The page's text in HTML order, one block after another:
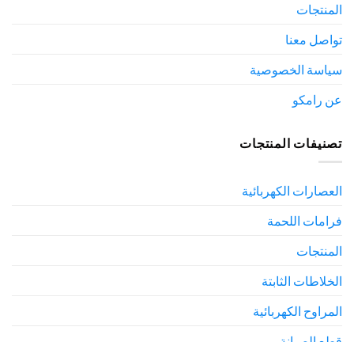
المنتجات
تواصل معنا
سياسة الخصوصية
عن رامكو
تصنيفات المنتجات
العصارات الكهربائية
فرامات اللحمة
المنتجات
الخلاطات الثابتة
المراوح الكهربائية